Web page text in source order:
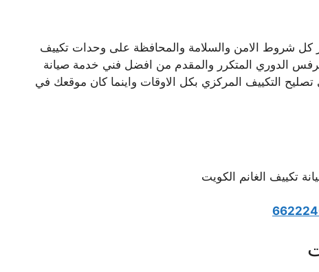
كل شروط الامن والسلامة والمحافظة على وحدات تكييف
الدوري المتكرر والمقدم من افضل فني خدمة صيانة
التكييف المركزي بكل الاوقات واينما كان موقعك في
تكييف الغانم الكويت